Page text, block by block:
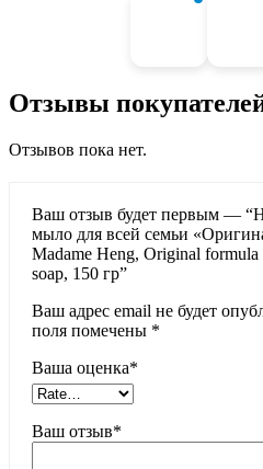
Отзывы
Отзывов пока нет.
Ваш отзыв будет первым —
мыло для всей семьи
Madame Heng, Original
soap, 150 гр”
Ваш адрес email не будет
поля помечены *
Ваша оценка*
Ваш отзыв*